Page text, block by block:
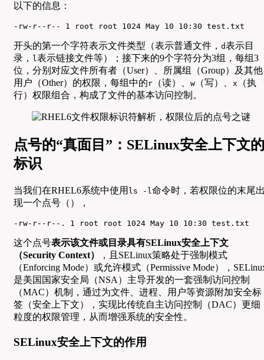
以下的信息：
-rw-r--r-- 1 root root 1024 May 10 10:30 test.txt
开头的第一个字符表示文件类型（表示普通文件， d表示目
录， l表示链接文件等）；接下来的9个字符分为3组，每组3
位，分别对应文件所有者（User）、所属组（Group）及其他
用户（Other）的权限，每组中的 r （读）、 w （写）、 x
（执
行）权限组合，构成了文件的基本访问控制。
点号的“真面目”：SELinux安全上下文的
标识
当我们在RHEL6系统中使用 ls -l命令时，若权限位的末尾
现一个点号（），
-rw-r--r--. 1 root root 1024 May 10 10:30 test.txt
这个点号表示该文件或目录具有SELinux安全上下文
（Security Context）
，且SELinux策略处于强制模式
（Enforcing Mode）或允许模式（Permissive Mode），
是美国国家安全局（NSA）主导开发的一套强制访问控制
（MAC）机制，通过为文件、进程、用户等资源附加安全标
签（安全上下文），实现比传统自主访问控制（DAC）更细
粒度的权限管理，从而增强系统的安全性。
SELinux安全上下文的作用